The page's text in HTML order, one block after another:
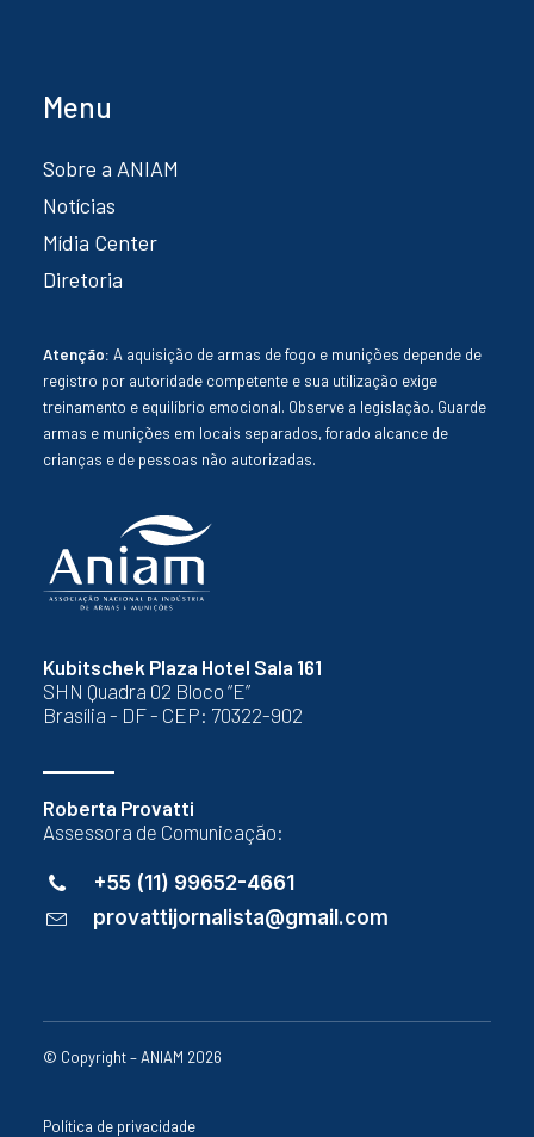
Kubitschek Plaza Hotel Sala 161
SHN Quadra 02 Bloco “E”
Brasília - DF - CEP: 70322-902
Roberta Provatti
Assessora de Comunicação:
+55 (11) 99652-4661
provattijornalista@gmail.com
Menu
Sobre a ANIAM
Notícias
Mídia Center
Diretoria
Atenção: A aquisição de armas de fogo e munições depende de
registro por autoridade competente e sua utilização exige
treinamento e equilíbrio emocional. Observe a legislação. Guarde
armas e munições em locais separados, forado alcance de
crianças e de pessoas não autorizadas.
© Copyright – ANIAM 2026
Política de privacidade